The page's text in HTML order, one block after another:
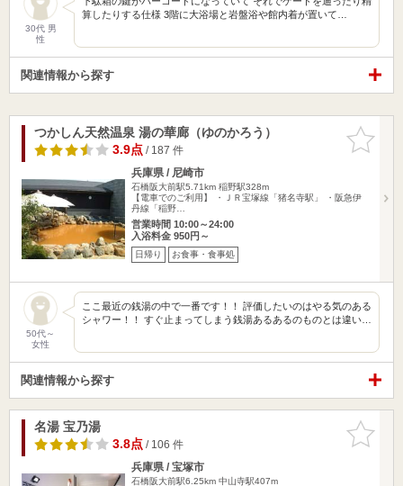
30代 男
性
算したりする仕様 3階に大浴場と岩盤浴や館内着が置いて…
関連情報から探す
お気に入
りに追加
つかしん天然温泉 湯の華廊（ゆのかろう）
3.9点/ 187 件
兵庫県 / 尼崎市
石橋阪大前駅5.71km 稲野駅328m
【電車でのご利用】 ・ＪＲ宝塚線「猪名寺駅」 ・阪急伊
丹線「稲野…
営業時間 10:00～24:00
入浴料金 950円～
日帰り お食事・食事処
50代～
女性
ここ最近の銭湯の中で一番です！！ 評価したいのはやる気のある
シャワー！！ すぐ止まってしまう銭湯あるあるのものとは違い…
関連情報から探す
お気に入
りに追加
名湯 宝乃湯
3.8点/ 106 件
兵庫県 / 宝塚市
石橋阪大前駅6.25km 中山寺駅407m